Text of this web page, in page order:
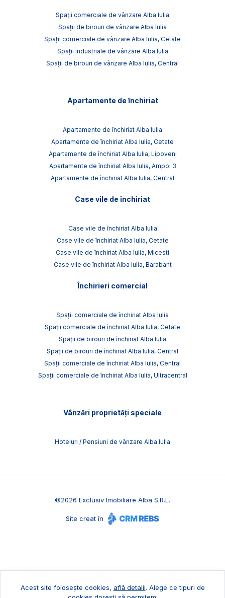
Spații comerciale de vânzare Alba Iulia
Spații de birouri de vânzare Alba Iulia
Spații comerciale de vânzare Alba Iulia, Cetate
Spații industriale de vânzare Alba Iulia
Spații de birouri de vânzare Alba Iulia, Central
Apartamente de închiriat
Apartamente de închiriat Alba Iulia
Apartamente de închiriat Alba Iulia, Cetate
Apartamente de închiriat Alba Iulia, Lipoveni
Apartamente de închiriat Alba Iulia, Ampoi 3
Apartamente de închiriat Alba Iulia, Central
Case vile de închiriat
Case vile de închiriat Alba Iulia
Case vile de închiriat Alba Iulia, Cetate
Case vile de închiriat Alba Iulia, Micesti
Case vile de închiriat Alba Iulia, Barabant
Închirieri comercial
Spații comerciale de închiriat Alba Iulia
Spații comerciale de închiriat Alba Iulia, Cetate
Spații de birouri de închiriat Alba Iulia
Spații de birouri de închiriat Alba Iulia, Central
Spații comerciale de închiriat Alba Iulia, Central
Spații comerciale de închiriat Alba Iulia, Ultracentral
Vânzări proprietăți speciale
Hoteluri / Pensiuni de vânzare Alba Iulia
©2026 Exclusiv Imobiliare Alba S.R.L.
Site creat în
Acest site folosește cookies, află detalii. Alege ce tipuri de